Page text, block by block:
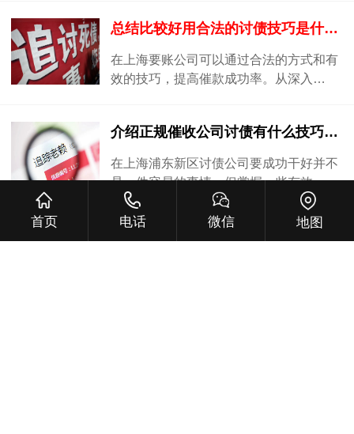
总结比较好用合法的讨债技巧是什么？
在上海要账公司可以通过合法的方式和有
效的技巧，提高催款成功率。从深入…
介绍正规催收公司讨债有什么技巧呢？
在上海浦东新区讨债公司要成功干好并不
是一件容易的事情，但掌握一些有效…
首页 电话 微信 地图